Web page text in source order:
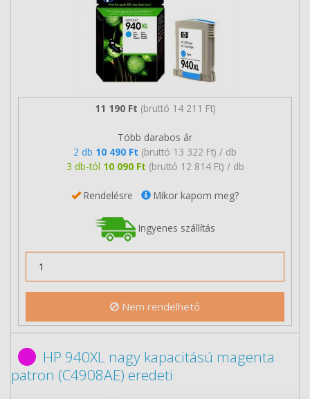
11 190 Ft (bruttó 14 211 Ft)
Több darabos ár
2 db 10 490 Ft (bruttó 13 322 Ft) / db
3 db-tól 10 090 Ft (bruttó 12 814 Ft) / db
Rendelésre Mikor kapom meg?
Ingyenes szállítás
Nem rendelhető
HP 940XL nagy kapacitású magenta
patron (C4908AE) eredeti